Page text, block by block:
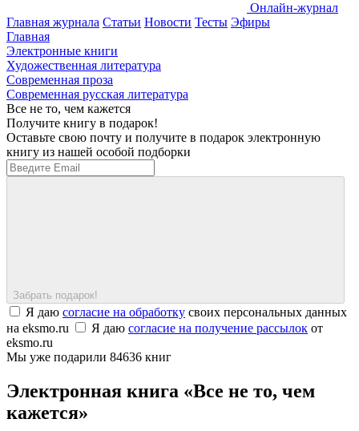
Онлайн-журнал
Главная журнала Статьи Новости Тесты Эфиры
Главная
Электронные книги
Художественная литература
Современная проза
Современная русская литература
Все не то, чем кажется
Получите книгу в подарок!
Оставьте свою почту и получите в подарок электронную
книгу из нашей особой подборки
Забрать подарок!
Я даю согласие на обработку своих персональных данных
на eksmo.ru
Я даю согласие на получение рассылок от
eksmo.ru
Мы уже подарили 84636 книг
Электронная книга «Все не то, чем
кажется»